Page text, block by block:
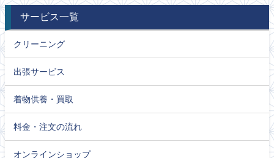
サービス一覧
クリーニング
出張サービス
着物供養・買取
料金・注文の流れ
オンラインショップ